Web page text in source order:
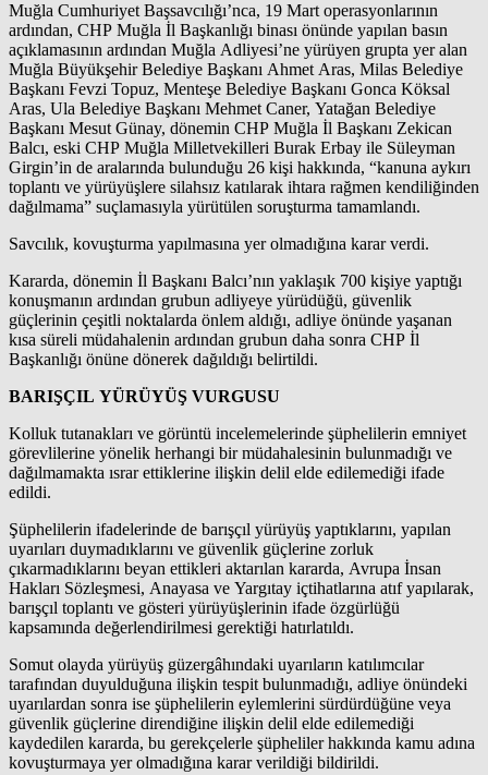
Muğla Cumhuriyet Başsavcılığı’nca, 19 Mart operasyonlarının
ardından, CHP Muğla İl Başkanlığı binası önünde yapılan basın
açıklamasının ardından Muğla Adliyesi’ne yürüyen grupta yer alan
Muğla Büyükşehir Belediye Başkanı Ahmet Aras, Milas Belediye
Başkanı Fevzi Topuz, Menteşe Belediye Başkanı Gonca Köksal
Aras, Ula Belediye Başkanı Mehmet Caner, Yatağan Belediye
Başkanı Mesut Günay, dönemin CHP Muğla İl Başkanı Zekican
Balcı, eski CHP Muğla Milletvekilleri Burak Erbay ile Süleyman
Girgin’in de aralarında bulunduğu 26 kişi hakkında, “kanuna aykırı
toplantı ve yürüyüşlere silahsız katılarak ihtara rağmen kendiliğinden
dağılmama” suçlamasıyla yürütülen soruşturma tamamlandı.
Savcılık, kovuşturma yapılmasına yer olmadığına karar verdi.
Kararda, dönemin İl Başkanı Balcı’nın yaklaşık 700 kişiye yaptığı
konuşmanın ardından grubun adliyeye yürüdüğü, güvenlik
güçlerinin çeşitli noktalarda önlem aldığı, adliye önünde yaşanan
kısa süreli müdahalenin ardından grubun daha sonra CHP İl
Başkanlığı önüne dönerek dağıldığı belirtildi.
BARIŞÇIL YÜRÜYÜŞ VURGUSU
Kolluk tutanakları ve görüntü incelemelerinde şüphelilerin emniyet
görevlilerine yönelik herhangi bir müdahalesinin bulunmadığı ve
dağılmamakta ısrar ettiklerine ilişkin delil elde edilemediği ifade
edildi.
Şüphelilerin ifadelerinde de barışçıl yürüyüş yaptıklarını, yapılan
uyarıları duymadıklarını ve güvenlik güçlerine zorluk
çıkarmadıklarını beyan ettikleri aktarılan kararda, Avrupa İnsan
Hakları Sözleşmesi, Anayasa ve Yargıtay içtihatlarına atıf yapılarak,
barışçıl toplantı ve gösteri yürüyüşlerinin ifade özgürlüğü
kapsamında değerlendirilmesi gerektiği hatırlatıldı.
Somut olayda yürüyüş güzergâhındaki uyarıların katılımcılar
tarafından duyulduğuna ilişkin tespit bulunmadığı, adliye önündeki
uyarılardan sonra ise şüphelilerin eylemlerini sürdürdüğüne veya
güvenlik güçlerine direndiğine ilişkin delil elde edilemediği
kaydedilen kararda, bu gerekçelerle şüpheliler hakkında kamu adına
kovuşturmaya yer olmadığına karar verildiği bildirildi.